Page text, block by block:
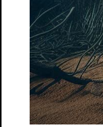
Improworkshop
ab 10
Tickets
EARHART Der
Tickets
südpol.windstill von
Tickets
Die Frau und ihr Fischer
Tickets
ACHTUNG! Bau:stille
Tickets
Pippi Langstrumpf in
Tickets
in liebe, Ein